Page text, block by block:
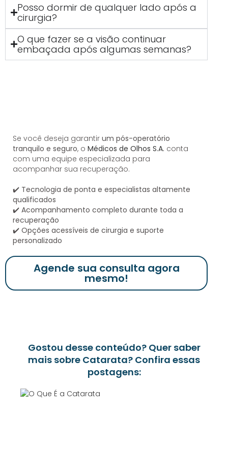
Posso dormir de qualquer lado após a
cirurgia?
O que fazer se a visão continuar
embaçada após algumas semanas?
Se você deseja garantir um pós-operatório
tranquilo e seguro, o Médicos de Olhos S.A. conta
com uma equipe especializada para
acompanhar sua recuperação.
✔️ Tecnologia de ponta e especialistas altamente
qualificados
✔️ Acompanhamento completo durante toda a
recuperação
✔️ Opções acessíveis de cirurgia e suporte
personalizado
Agende sua consulta agora
mesmo!
Gostou desse conteúdo? Quer saber
mais sobre Catarata? Confira essas
postagens: